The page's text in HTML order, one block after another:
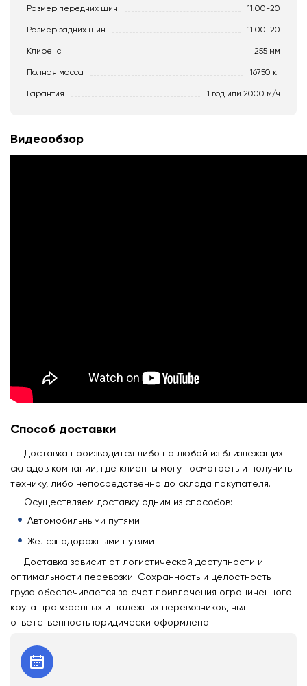
Размер передних шин 11.00-20
Размер задних шин 11.00-20
Клиренс 255 мм
Полная масса 16750 кг
Гарантия 1 год или 2000 м/ч
Видеообзор
Способ доставки
Доставка производится либо на любой из близлежащих
складов компании, где клиенты могут осмотреть и получить
технику, либо непосредственно до склада покупателя.
Осуществляем доставку одним из способов:
Автомобильными путями
Железнодорожными путями
Доставка зависит от логистической доступности и
оптимальности перевозки. Сохранность и целостность
груза обеспечивается за счет привлечения ограниченного
круга проверенных и надежных перевозчиков, чья
ответственность юридически оформлена.